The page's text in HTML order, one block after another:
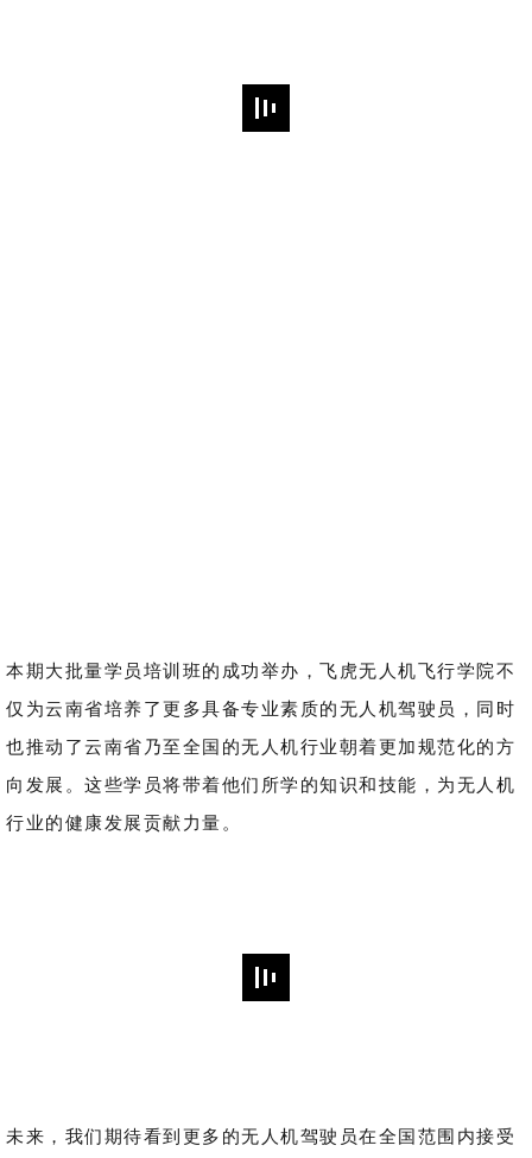
本期大批量学员培训班的成功举办，飞虎无人机飞行学院不
仅为云南省培养了更多具备专业素质的无人机驾驶员，同时
也推动了云南省乃至全国的无人机行业朝着更加规范化的方
向发展。这些学员将带着他们所学的知识和技能，为无人机
行业的健康发展贡献力量。
未来，我们期待看到更多的无人机驾驶员在全国范围内接受